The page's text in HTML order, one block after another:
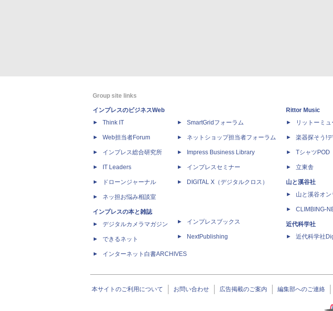
Group site links
インプレスのビジネスWeb
Think IT
Web担当者Forum
インプレス総合研究所
IT Leaders
ドローンジャーナル
ネッ担お悩み相談室
インプレスの本と雑誌
デジタルカメラマガジン
できるネット
インターネット白書ARCHIVES
SmartGridフォーラム
ネットショップ担当者フォーラム
Impress Business Library
インプレスセミナー
DIGITAL X（デジタルクロス）
インプレスブックス
NextPublishing
Rittor Music
リットーミュ
楽器探そう!
Tシャツ
立東舎
山と溪谷社
山と溪谷オン
CLIMBING-
近代科学社
近代科学社
本サイトのご利用について お問い合わせ 広告掲載のご案内 編集部へのご連絡